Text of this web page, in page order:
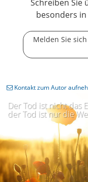
Schreiben Sie
besonders
Melden Sie
Der Tod ist nicht das
der Tod ist nur die
Kontakt zum Autor